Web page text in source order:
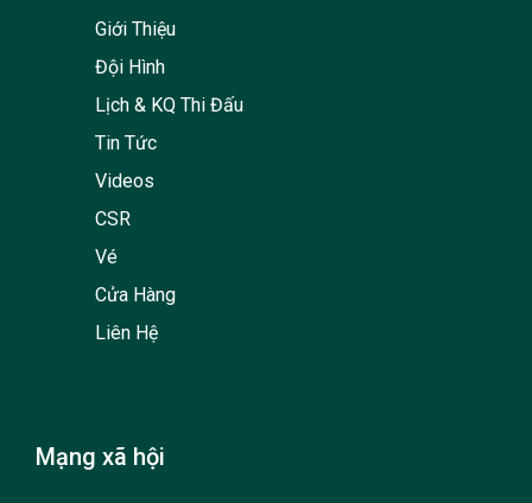
Giới Thiệu
Đội Hình
Lịch & KQ Thi Đấu
Tin Tức
Videos
CSR
Vé
Cửa Hàng
Liên Hệ
Mạng xã hội